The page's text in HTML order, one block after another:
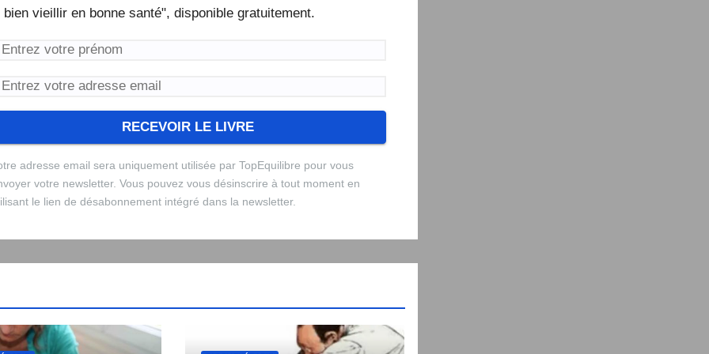
vie. Téléchargez dès maintenant notre livre numérique "Les
adresse email sera uniquement utilisée par TopEquilibre pour vous
votre newsletter. Vous pouvez vous désinscrire à tout moment en